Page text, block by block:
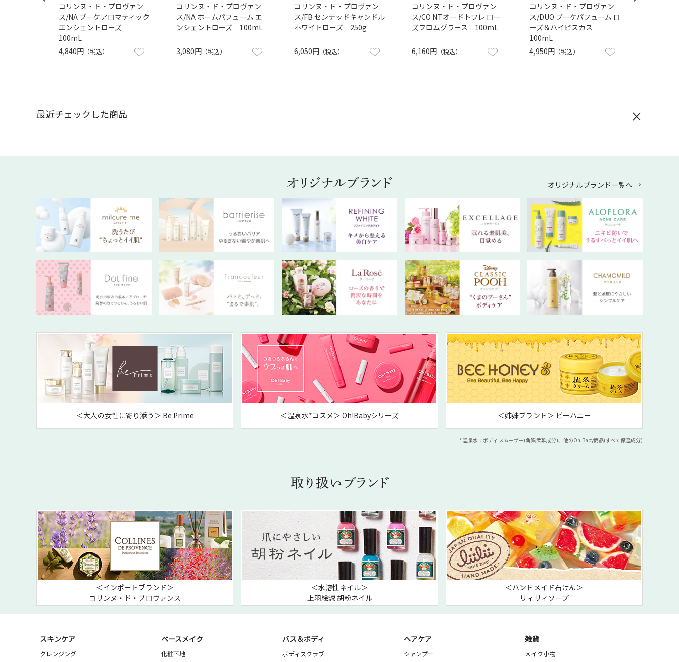
コリンヌ・ド・プロヴァン
ス/NA ブーケアロマティック
エンシェントローズ
100mL
4,840円 （税込）
コリンヌ・ド・プロヴァン
ス/NA ホームパフューム エ
ンシェントローズ 100mL
3,080円 （税込）
コリンヌ・ド・プロヴァン
ス/FB センテッドキャンドル
ホワイトローズ 250g
6,050円 （税込）
コリンヌ・ド・プロヴァン
ス/CO NTオードトワレ ロー
ズフロムグラース 100mL
6,160円 （税込）
コリンヌ・ド・プロヴァン
ス/DUO ブーケパフューム ロ
ーズ＆ハイビスカス
100mL
4,950円 （税込）
最近チェックした商品 ×
オリジナルブランド一覧へ
＜大人の女性に寄り添う＞ Be Prime ＜温泉水*コスメ＞ Oh!Babyシリーズ ＜姉妹ブランド＞ ビーハニー
* 温泉水：ボディ スムーザー(角質柔軟成分)、他のOh!Baby商品(すべて保湿成分)
＜インポートブランド＞
コリンヌ・ド・プロヴァンス
＜水溶性ネイル＞
上羽絵惣 胡粉ネイル
＜ハンドメイド石けん＞
リィリィソープ
スキンケア
クレンジング
ベースメイク
化粧下地
バス＆ボディ
ボディスクラブ
ヘアケア
シャンプー
雑貨
メイク小物